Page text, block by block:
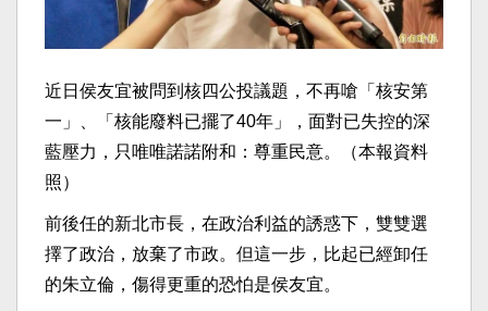
近日侯友宜被問到核四公投議題，不再嗆「核安第
一」、「核能廢料已擺了40年」，面對已失控的深
藍壓力，只唯唯諾諾附和：尊重民意。（本報資料
照）
前後任的新北市長，在政治利益的誘惑下，雙雙選
擇了政治，放棄了市政。但這一步，比起已經卸任
的朱立倫，傷得更重的恐怕是侯友宜。